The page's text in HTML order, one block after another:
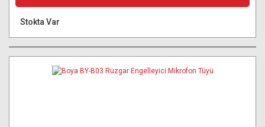
Stokta Var